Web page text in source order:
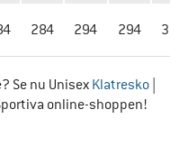
284 294 294
Se nu Unisex Klatresko
online-shoppen!